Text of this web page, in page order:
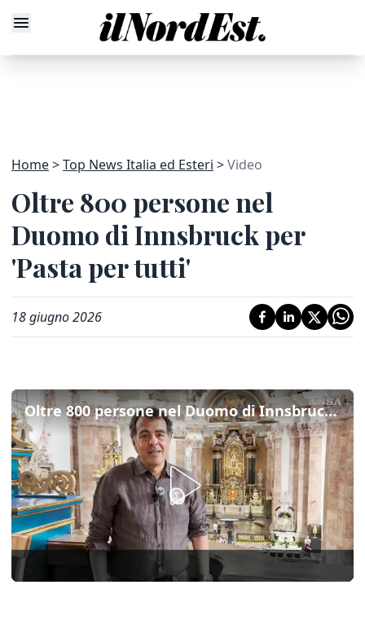
Home Top News Italia ed Esteri Video
Oltre 800 persone nel
Duomo di Innsbruck per
'Pasta per tutti'
18 giugno 2026
Oltre 800 persone nel Duomo di Innsbruck per 'Pasta per tutti'